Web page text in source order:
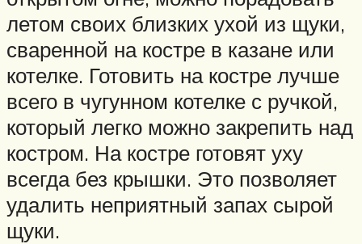
летом своих близких ухой из щуки,
сваренной на костре в казане или
котелке. Готовить на костре лучше
всего в чугунном котелке с ручкой,
который легко можно закрепить над
костром. На костре готовят уху
всегда без крышки. Это позволяет
удалить неприятный запах сырой
щуки.